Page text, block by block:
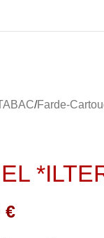
Farde-
€